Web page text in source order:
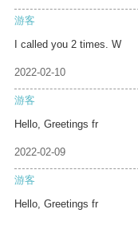
游客
I called you 2 times. W
2022-02-10
游客
Hello, Greetings fr
2022-02-09
游客
Hello, Greetings fr